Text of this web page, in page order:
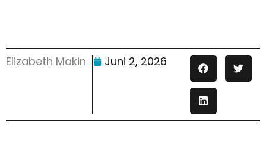
Elizabeth Makin Juni 2, 2026